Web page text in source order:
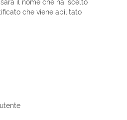
il nome che hai scelto
che viene abilitato